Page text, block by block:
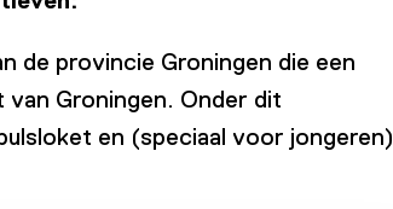
de provincie Groningen die een
Groningen. Onder dit
en (speciaal voor jongeren)